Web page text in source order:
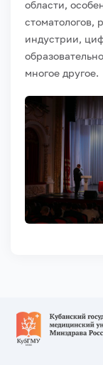
области,
стоматологов,
индустрии,
многое другое.